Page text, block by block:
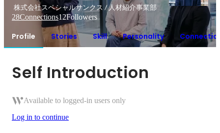
株式会社スペシャルサンクス / 人材紹介事業部
28Connections12Followers
Profile Stories Skill Personality
Self Introduction
Available to logged-in users only
Log in to continue